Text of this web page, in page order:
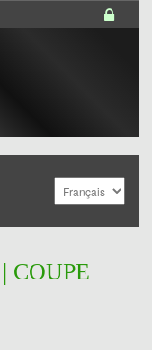
| COUPE